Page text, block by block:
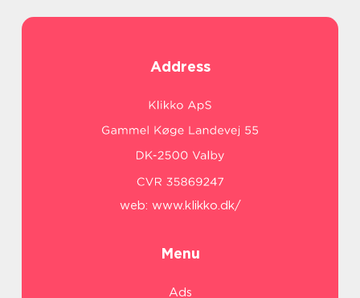
Address
web: www.klikko.dk/
Menu
Ads